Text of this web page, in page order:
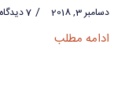
دسامبر 3, 2018 / 7 دیدگاه
ادامه مطلب